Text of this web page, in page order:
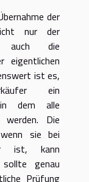
der
nur der
auch die
ist es,
ein
in dem alle
werden. Die
sie bei
ist, kann
genau
Prüfung